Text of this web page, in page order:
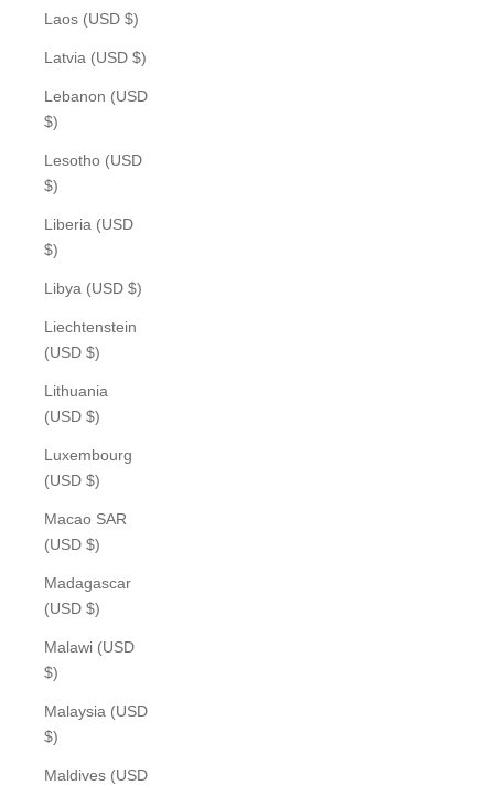
Laos (USD $)
Latvia (USD $)
Lebanon (USD
$)
Lesotho (USD
$)
Liberia (USD
$)
Libya (USD $)
Liechtenstein
(USD $)
Lithuania
(USD $)
Luxembourg
(USD $)
Macao SAR
(USD $)
Madagascar
(USD $)
Malawi (USD
$)
Malaysia (USD
$)
Maldives (USD